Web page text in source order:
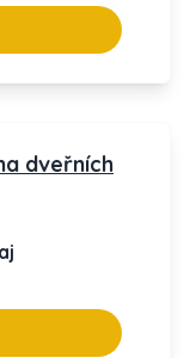
dveřních